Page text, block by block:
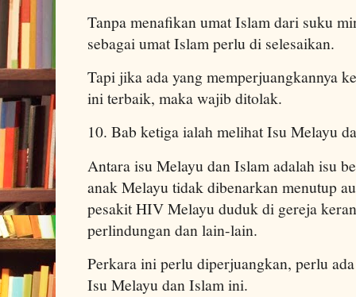
Tanpa menafikan umat Islam dari suku
sebagai umat Islam perlu di selesaikan.
Tapi jika ada yang memperjuangkannya
ini terbaik, maka wajib ditolak.
10. Bab ketiga ialah melihat Isu Melayu
Antara isu Melayu dan Islam adalah isu
anak Melayu tidak dibenarkan menutup
pesakit HIV Melayu duduk di gereja
perlindungan dan lain-lain.
Perkara ini perlu diperjuangkan, perlu
Isu Melayu dan Islam ini.